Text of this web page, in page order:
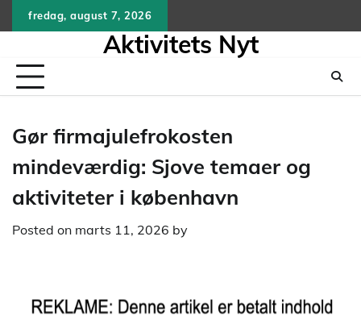
to
fredag, august 7, 2026
Aktivitets Nyt
Gør firmajulefrokosten
mindeværdig: Sjove temaer og
aktiviteter i københavn
Posted on marts 11, 2026 by